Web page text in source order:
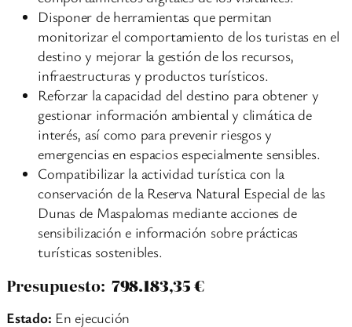
Disponer de herramientas que permitan
monitorizar el comportamiento de los turistas en el
destino y mejorar la gestión de los recursos,
infraestructuras y productos turísticos.
Reforzar la capacidad del destino para obtener y
gestionar información ambiental y climática de
interés, así como para prevenir riesgos y
emergencias en espacios especialmente sensibles.
Compatibilizar la actividad turística con la
conservación de la Reserva Natural Especial de las
Dunas de Maspalomas mediante acciones de
sensibilización e información sobre prácticas
turísticas sostenibles.
Presupuesto: 798.183,35 €
Estado: En ejecución